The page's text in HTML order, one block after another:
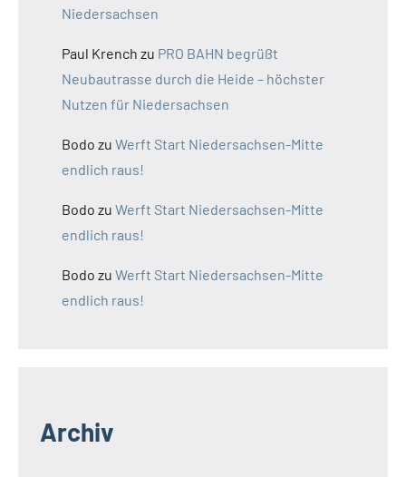
Niedersachsen
Paul Krench zu PRO BAHN begrüßt
Neubautrasse durch die Heide – höchster
Nutzen für Niedersachsen
Bodo zu Werft Start Niedersachsen-Mitte
endlich raus!
Bodo zu Werft Start Niedersachsen-Mitte
endlich raus!
Bodo zu Werft Start Niedersachsen-Mitte
endlich raus!
Archiv